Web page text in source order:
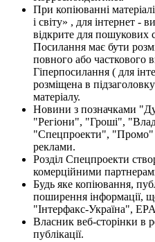
При копіюванні
і світу» , для інтернет -
відкрите для пошукових
Посилання має бути
повного або часткового
Гіперпосилання ( для
розміщена в
матеріалу.
Новини з позначками
"Регіони", "Гроші",
"Спецпроекти", "Промо"
реклами.
Розділ Спецпроекти
комерційними
Будь яке копіювання,
поширення інформації,
"Інтерфакс-Україна",
Власник веб-сторінки в
публікації.